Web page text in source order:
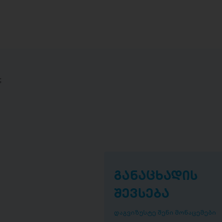
;
განაცხადის
შევსება
დაგვიზუსტე შენი მონაცემები